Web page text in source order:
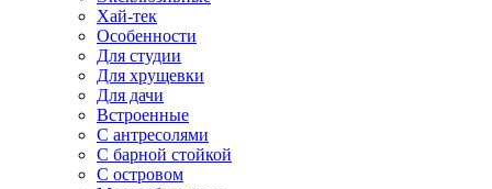
Хай-тек
Особенности
Для студии
Для хрущевки
Для дачи
Встроенные
С антресолями
С барной стойкой
С островом